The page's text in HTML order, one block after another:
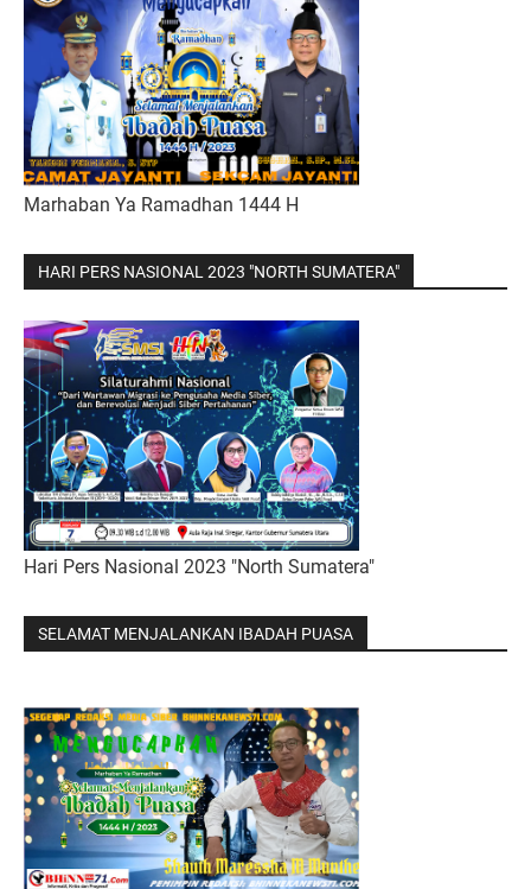
Marhaban Ya Ramadhan 1444 H
HARI PERS NASIONAL 2023 "NORTH SUMATERA"
Hari Pers Nasional 2023 "North Sumatera"
SELAMAT MENJALANKAN IBADAH PUASA